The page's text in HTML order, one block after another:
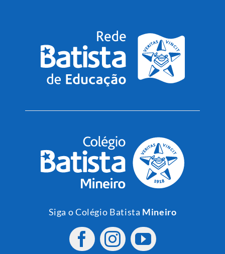
Siga o Colégio Batista Mineiro